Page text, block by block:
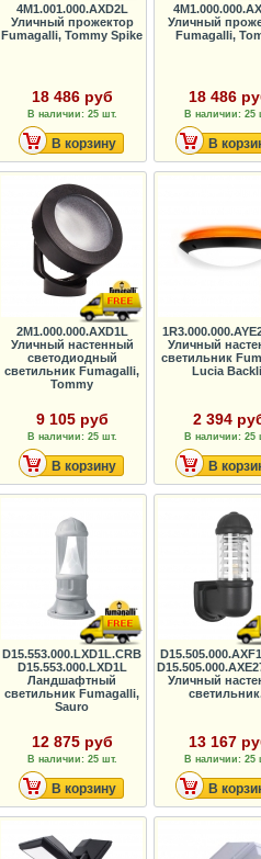
4M1.001.000.AXD2L
Уличный прожектор
Fumagalli, Tommy Spike
18 486 руб
В наличии: 25 шт.
В корзину
Уличный
Fumagalli,
18 486
В наличии: 25
В
2M1.000.000.AXD1L
Уличный настенный
светодиодный
светильник Fumagalli,
Tommy
9 105 руб
В наличии: 25 шт.
В корзину
Уличный
светильник
Lucia
2 394
В наличии: 25
В
D15.553.000.LXD1L.CRB
D15.553.000.LXD1L
Ландшафтный
светильник Fumagalli,
Sauro
12 875 руб
В наличии: 25 шт.
В корзину
Уличный
13 167
В наличии: 25
В